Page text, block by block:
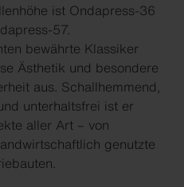
ist Ondapress-36
57.
bewährte Klassiker
Ästhetik und besondere
aus. Schallhemmend,
unterhaltsfrei ist er
aller Art – von
genutzte